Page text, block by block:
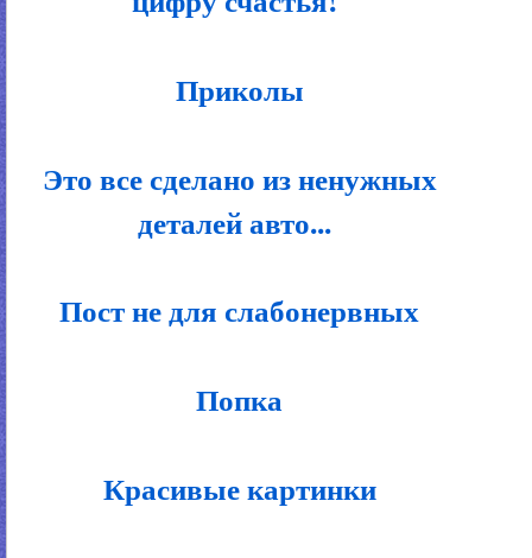
Приколы
Это все сделано из ненужных
деталей авто...
Пост не для слабонервных
Попка
Красивые картинки